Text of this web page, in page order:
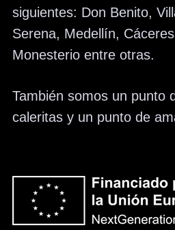
siguientes: Don Benito,
Serena, Medellín,
Monesterio entre otras.
También somos un punto
caleritas y un punto de